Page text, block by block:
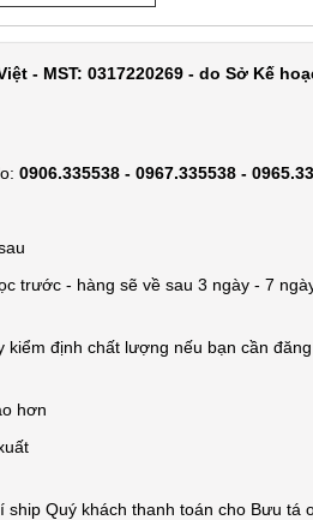
- MST: 0317220269 - do Sở Kế
0906.335538 - 0967.335538 -
trước - hàng sẽ về sau 3 ngày - 7
kiểm định chất lượng nếu bạn cần
hơn
Quý khách thanh toán cho Bưu tá